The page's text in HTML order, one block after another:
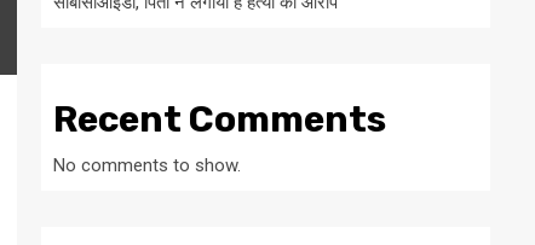
Recent Comments
No comments to show.